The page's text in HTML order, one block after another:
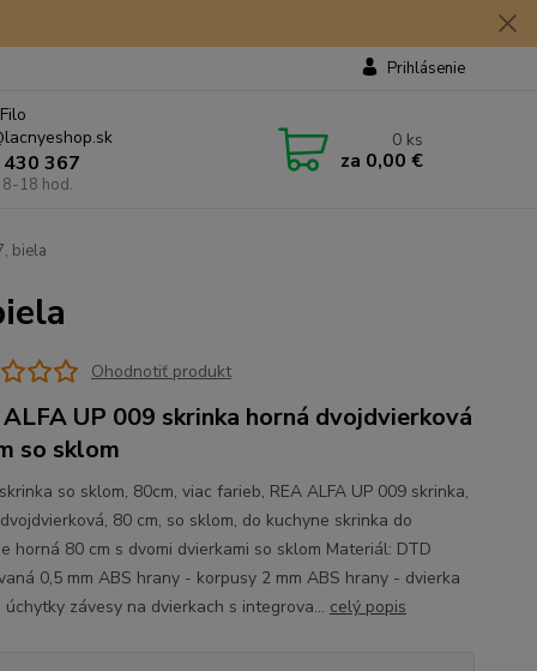
Prihlásenie
367
18 hod.
0 ks
za 0,00 €
biela
Ohodnotiť produkt
UP 009 skrinka horná dvojdvierková
so sklom
so sklom, 80cm, viac farieb, REA ALFA UP 009 skrinka,
80 cm, so sklom, do kuchyne skrinka do
horná 80 cm s dvomi dvierkami so sklom Materiál: DTD
0,5 mm ABS hrany - korpusy 2 mm ABS hrany - dvierka
úchytky závesy na dvierkach s integrova... celý popis